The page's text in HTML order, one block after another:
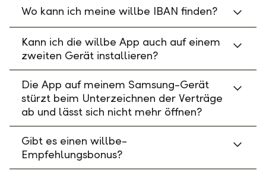
Wo kann ich meine willbe IBAN finden?
Kann ich die willbe App auch auf einem
zweiten Gerät installieren?
Die App auf meinem Samsung-Gerät
stürzt beim Unterzeichnen der Verträge
ab und lässt sich nicht mehr öffnen?
Gibt es einen willbe-
Empfehlungsbonus?